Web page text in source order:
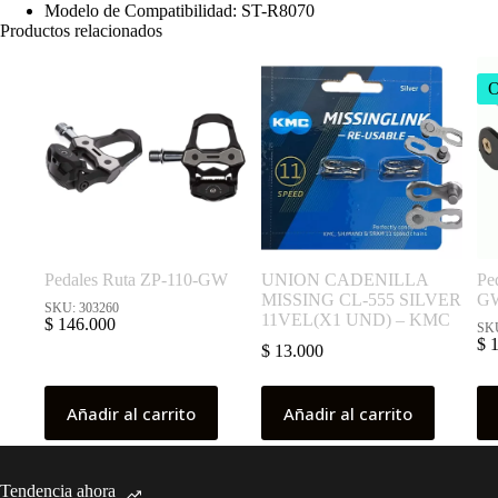
Modelo de Compatibilidad: ST-R8070
Productos relacionados
Pedales Ruta ZP-110-GW
SKU: 303260
$ 146.000
Añadir al carrito
UNION CADENILLA
MISSING CL-555 SILVER
11VEL(X1 UND) – KMC
$13.000
Añadir al carrito
$
Tendencia ahora